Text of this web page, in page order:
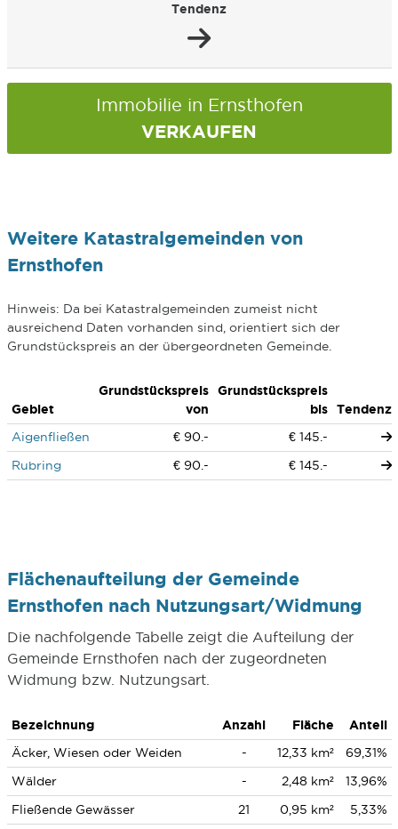
Tendenz
Immobilie in Ernsthofen
VERKAUFEN
Weitere Katastralgemeinden von
Ernsthofen
Hinweis: Da bei Katastralgemeinden zumeist nicht
ausreichend Daten vorhanden sind, orientiert sich der
Grundstückspreis an der übergeordneten Gemeinde.
Gebiet
Grundstückspreis
von
Grundstückspreis
bis
Tendenz
Aigenfließen
€ 90.-
€ 145.-
Rubring
€ 90.- € 145.-
Flächenaufteilung der Gemeinde
Ernsthofen nach Nutzungsart/Widmung
Die nachfolgende Tabelle zeigt die Aufteilung der
Gemeinde Ernsthofen nach der zugeordneten
Widmung bzw. Nutzungsart.
Bezeichnung Anzahl Fläche
Anteil
Äcker, Wiesen oder Weiden
- 12,33 km²
69,31%
Wälder
- 2,48 km²
13,96%
Fließende Gewässer
21 0,95 km² 5,33%